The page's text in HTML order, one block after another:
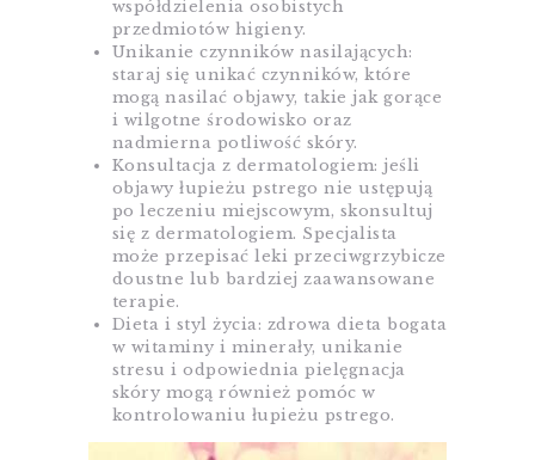
współdzielenia osobistych
przedmiotów higieny.
Unikanie czynników nasilających:
staraj się unikać czynników, które
mogą nasilać objawy, takie jak gorące
i wilgotne środowisko oraz
nadmierna potliwość skóry.
Konsultacja z dermatologiem: jeśli
objawy łupieżu pstrego nie ustępują
po leczeniu miejscowym, skonsultuj
się z dermatologiem. Specjalista
może przepisać leki przeciwgrzybicze
doustne lub bardziej zaawansowane
terapie.
Dieta i styl życia: zdrowa dieta bogata
w witaminy i minerały, unikanie
stresu i odpowiednia pielęgnacja
skóry mogą również pomóc w
kontrolowaniu łupieżu pstrego.